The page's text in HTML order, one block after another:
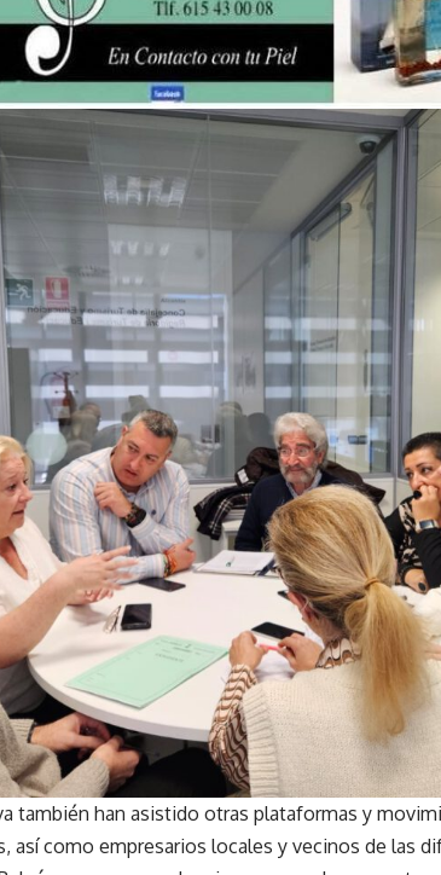
también han asistido otras plataformas y
así como empresarios locales y vecinos de las